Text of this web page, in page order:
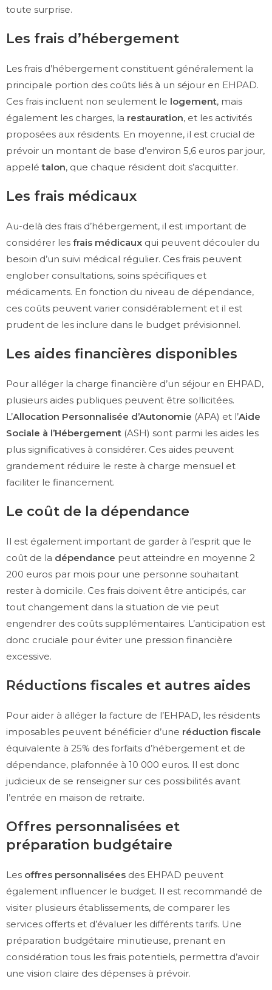
toute surprise.
Les frais d’hébergement
Les frais d’hébergement constituent généralement la
principale portion des coûts liés à un séjour en EHPAD.
Ces frais incluent non seulement le logement, mais
également les charges, la restauration, et les activités
proposées aux résidents. En moyenne, il est crucial de
prévoir un montant de base d’environ 5,6 euros par jour,
appelétalon, que chaque résident doit s’acquitter.
Les frais médicaux
Au-delà des frais d’hébergement, il est important de
considérer les frais médicaux qui peuvent découler du
besoin d’un suivi médical régulier. Ces frais peuvent
englober consultations, soins spécifiques et
médicaments. En fonction du niveau de dépendance,
ces coûts peuvent varier considérablement et il est
prudent de les inclure dans le budget prévisionnel.
Les aides financières disponibles
Pour alléger la charge financière d’un séjour en EHPAD,
plusieurs aides publiques peuvent être sollicitées.
L’Allocation Personnalisée d’Autonomie (APA) et l’Aide
Sociale à l’Hébergement (ASH) sont parmi les aides les
plus significatives à considérer. Ces aides peuvent
grandement réduire le reste à charge mensuel et
faciliter le financement.
Le coût de la dépendance
Il est également important de garder à l’esprit que le
coût de la dépendance peut atteindre en moyenne 2
200 euros par mois pour une personne souhaitant
rester à domicile. Ces frais doivent être anticipés, car
tout changement dans la situation de vie peut
engendrer des coûts supplémentaires. L’anticipation est
donc cruciale pour éviter une pression financière
excessive.
Réductions fiscales et autres aides
Pour aider à alléger la facture de l’EHPAD, les résidents
imposables peuvent bénéficier d’une réduction fiscale
équivalente à 25% des forfaits d’hébergement et de
dépendance, plafonnée à 10 000 euros. Il est donc
judicieux de se renseigner sur ces possibilités avant
l’entrée en maison de retraite.
Offres personnalisées et
préparation budgétaire
Les offres personnalisées des EHPAD peuvent
également influencer le budget. Il est recommandé de
visiter plusieurs établissements, de comparer les
services offerts et d’évaluer les différents tarifs. Une
préparation budgétaire minutieuse, prenant en
considération tous les frais potentiels, permettra d’avoir
une vision claire des dépenses à prévoir.